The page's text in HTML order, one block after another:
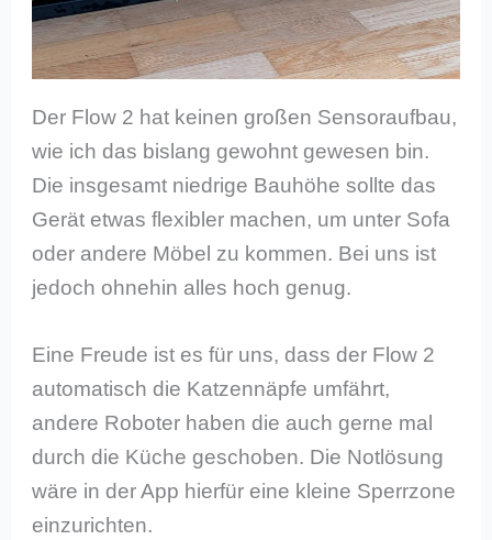
Der Flow 2 hat keinen großen Sensoraufbau,
wie ich das bislang gewohnt gewesen bin.
Die insgesamt niedrige Bauhöhe sollte das
Gerät etwas flexibler machen, um unter Sofa
oder andere Möbel zu kommen. Bei uns ist
jedoch ohnehin alles hoch genug.
Eine Freude ist es für uns, dass der Flow 2
automatisch die Katzennäpfe umfährt,
andere Roboter haben die auch gerne mal
durch die Küche geschoben. Die Notlösung
wäre in der App hierfür eine kleine Sperrzone
einzurichten.